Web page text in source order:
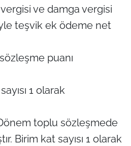
ve damga vergisi
teşvik ek ödeme net
puanı
1 olarak
toplu sözleşmede
Birim kat sayısı 1 olarak